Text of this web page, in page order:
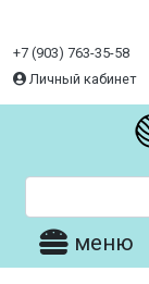
+7 (903) 763-35-58
Личный кабинет
меню